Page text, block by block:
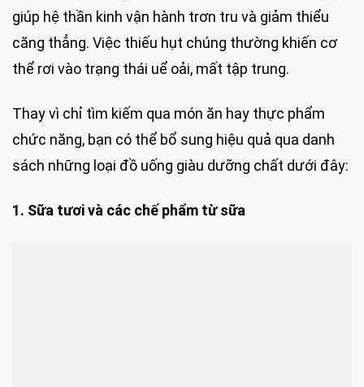
giúp hệ thần kinh vận hành trơn tru và giảm thiểu
căng thẳng. Việc thiếu hụt chúng thường khiến cơ
thể rơi vào trạng thái uể oải, mất tập trung.
Thay vì chỉ tìm kiếm qua món ăn hay thực phẩm
chức năng, bạn có thể bổ sung hiệu quả qua danh
sách những loại đồ uống giàu dưỡng chất dưới đây:
1. Sữa tươi và các chế phẩm từ sữa